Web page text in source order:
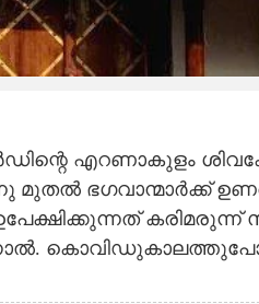
എറണാകുളം
മുതൽ ഭഗവാന്മാർക്ക്